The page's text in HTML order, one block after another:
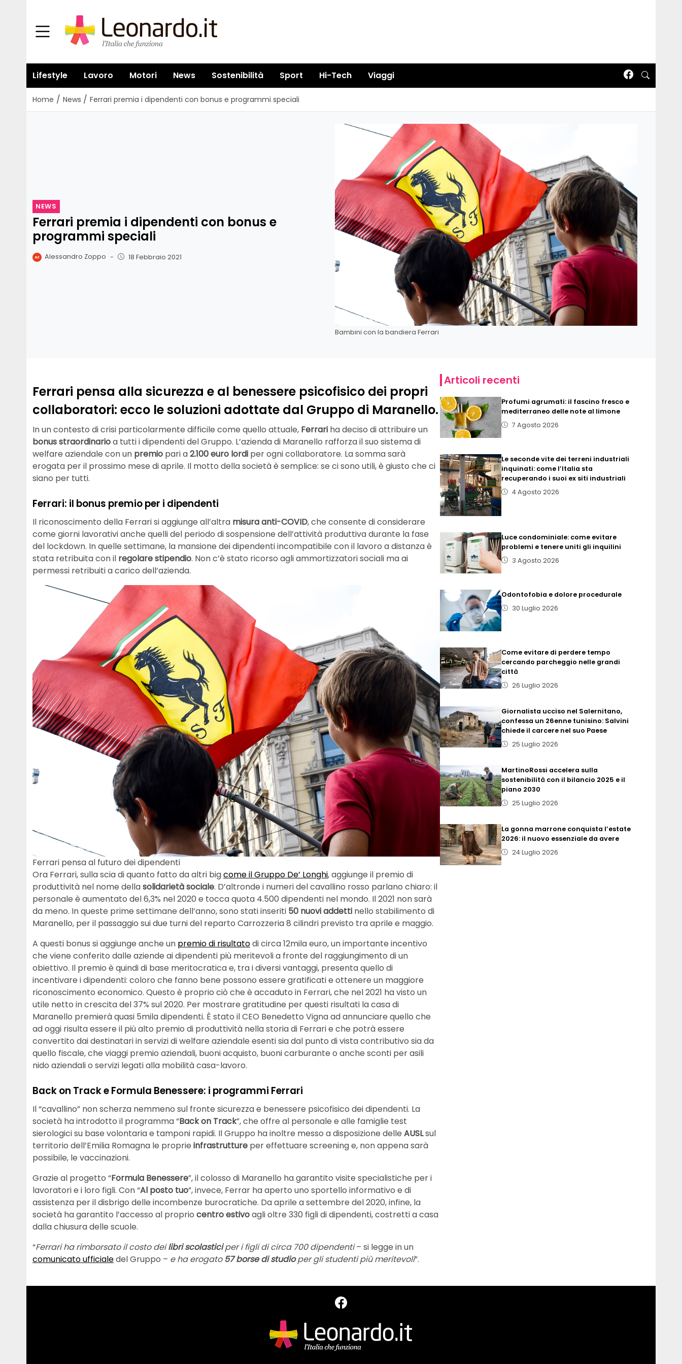
Lifestyle Lavoro Motori News Sostenibilità Sport Hi-Tech Viaggi
Home / News / Ferrari premia i dipendenti con bonus e programmi speciali
NEWS
Ferrari premia i dipendenti con bonus e
programmi speciali
Alessandro Zoppo - 18 Febbraio 2021
Bambini con la bandiera Ferrari
Ferrari pensa alla sicurezza e al benessere psicofisico dei propri
collaboratori: ecco le soluzioni adottate dal Gruppo di Maranello.
In un contesto di crisi particolarmente difficile come quello attuale, Ferrari ha deciso di attribuire un
bonus straordinarioa tutti i dipendenti del Gruppo. L’azienda di Maranello rafforza il suo sistema di
welfare aziendale con un premio pari a2.100 euro lordi per ogni collaboratore. La somma sarà
erogata per il prossimo mese di aprile. Il motto della società è semplice: se ci sono utili, è giusto che ci
siano per tutti.
Ferrari: il bonus premio per i dipendenti
Il riconoscimento della Ferrari si aggiunge all’altra misura anti-COVID, che consente di considerare
come giorni lavorativi anche quelli del periodo di sospensione dell’attività produttiva durante la fase
del lockdown. In quelle settimane, la mansione dei dipendenti incompatibile con il lavoro a distanza è
stata retribuita con il regolare stipendio. Non c’è stato ricorso agli ammortizzatori sociali ma ai
permessi retribuiti a carico dell’azienda.
Ferrari pensa al futuro dei dipendenti
Ora Ferrari, sulla scia di quanto fatto da altri bigcome il Gruppo De’ Longhi, aggiunge il premio di
produttività nel nome dellasolidarietà sociale. D’altronde i numeri del cavallino rosso parlano chiaro: il
personale è aumentato del 6,3% nel 2020 e tocca quota 4.500 dipendenti nel mondo. Il 2021 non sarà
da meno. In queste prime settimane dell’anno, sono stati inseriti 50 nuovi addetti nello stabilimento di
Maranello, per il passaggio sui due turni del reparto Carrozzeria 8 cilindri previsto tra aprile e maggio.
A questi bonus si aggiunge anche un premio di risultatodi circa 12mila euro, un importante incentivo
che viene conferito dalle aziende ai dipendenti più meritevoli a fronte del raggiungimento di un
obiettivo. Il premio è quindi di base meritocratica e, tra i diversi vantaggi, presenta quello di
incentivare i dipendenti: coloro che fanno bene possono essere gratificati e ottenere un maggiore
riconoscimento economico. Questo è proprio ciò che è accaduto in Ferrari, che nel 2021 ha visto un
utile netto in crescita del 37% sul 2020. Per mostrare gratitudine per questi risultati la casa di
Maranello premierà quasi 5mila dipendenti. È stato il CEO Benedetto Vigna ad annunciare quello che
ad oggi risulta essere il più alto premio di produttività nella storia di Ferrari e che potrà essere
convertito dai destinatari in servizi di welfare aziendale esenti sia dal punto di vista contributivo sia da
quello fiscale, che viaggi premio aziendali, buoni acquisto, buoni carburante o anche sconti per asili
nido aziendali o servizi legati alla mobilità casa-lavoro.
Back on Track e Formula Benessere: i programmi Ferrari
Il “cavallino” non scherza nemmeno sul fronte sicurezza e benessere psicofisico dei dipendenti. La
società ha introdotto il programma “Back on Track”, che offre al personale e alle famiglie test
sierologici su base volontaria e tamponi rapidi. Il Gruppo ha inoltre messo a disposizione delle AUSLsul
territorio dell’Emilia Romagna le proprie infrastrutture per effettuare screening e, non appena sarà
possibile, le vaccinazioni.
Grazie al progetto “Formula Benessere”, il colosso di Maranello ha garantito visite specialistiche per i
lavoratori e i loro figli. Con “Al posto tuo”, invece, Ferrar ha aperto uno sportello informativo e di
assistenza per il disbrigo delle incombenze burocratiche. Da aprile a settembre del 2020, infine, la
società ha garantito l’accesso al proprio centro estivoagli oltre 330 figli di dipendenti, costretti a casa
dalla chiusura delle scuole.
“Ferrari ha rimborsato il costo deilibri scolasticiper i figli di circa 700 dipendenti– si legge in un
comunicato ufficialedel Gruppo – e ha erogato 57 borse di studioper gli studenti più meritevoli”.
Articoli recenti
Profumi agrumati: il fascino fresco e
mediterraneo delle note al limone
7 Agosto 2026
Le seconde vite dei terreni industriali
inquinati: come l’Italia sta
recuperando i suoi ex siti industriali
4 Agosto 2026
Luce condominiale: come evitare
problemi e tenere uniti gli inquilini
3 Agosto 2026
Odontofobia e dolore procedurale
30 Luglio 2026
Come evitare di perdere tempo
cercando parcheggio nelle grandi
città
26 Luglio 2026
Giornalista ucciso nel Salernitano,
confessa un 26enne tunisino: Salvini
chiede il carcere nel suo Paese
25 Luglio 2026
MartinoRossi accelera sulla
sostenibilità con il bilancio 2025 e il
piano 2030
25 Luglio 2026
La gonna marrone conquista l’estate
2026: il nuovo essenziale da avere
24 Luglio 2026